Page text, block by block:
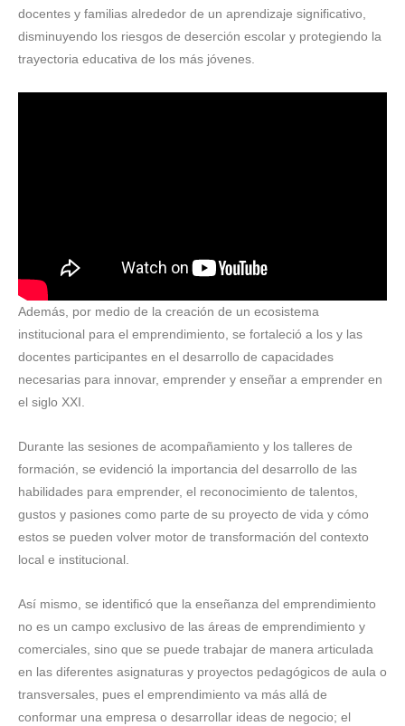
docentes y familias alrededor de un aprendizaje significativo,
disminuyendo los riesgos de deserción escolar y protegiendo la
trayectoria educativa de los más jóvenes.
Además, por medio de la creación de un ecosistema
institucional para el emprendimiento, se fortaleció a los y las
docentes participantes en el desarrollo de capacidades
necesarias para innovar, emprender y enseñar a emprender en
el siglo XXI.
Durante las sesiones de acompañamiento y los talleres de
formación, se evidenció la importancia del desarrollo de las
habilidades para emprender, el reconocimiento de talentos,
gustos y pasiones como parte de su proyecto de vida y cómo
estos se pueden volver motor de transformación del contexto
local e institucional.
Así mismo, se identificó que la enseñanza del emprendimiento
no es un campo exclusivo de las áreas de emprendimiento y
comerciales, sino que se puede trabajar de manera articulada
en las diferentes asignaturas y proyectos pedagógicos de aula o
transversales, pues el emprendimiento va más allá de
conformar una empresa o desarrollar ideas de negocio; el